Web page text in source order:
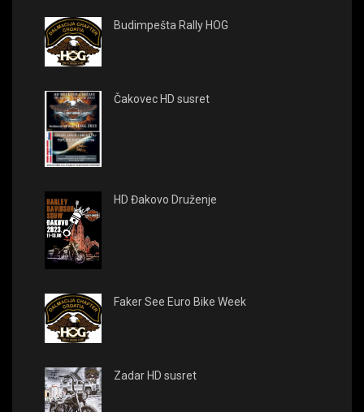
Budimpešta Rally HOG
Čakovec HD susret
HD Đakovo Druženje
Faker See Euro Bike Week
Zadar HD susret